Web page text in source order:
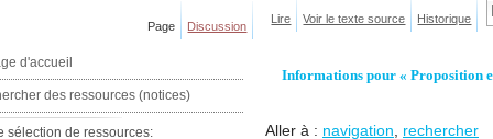
Informations pour « Proposition
Aller à : navigation rechercher
Page Discussion
Lire Voir le texte source Historique
d'accueil
des ressources (notices)
sélection de ressources: